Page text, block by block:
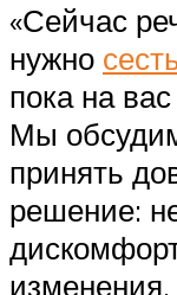
«Сейчас
нужно
пока на
Мы
принять
решение:
изменения.